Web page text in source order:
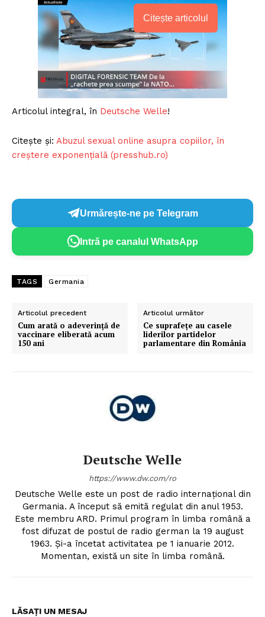
Citește articolul
Articolul integral, în Deutsche Welle!
Citește și: Abuzul sexual online asupra copiilor, în
creștere exponențială (presshub.ro)
Urmărește-ne pe Telegram
Intră pe canalul WhatsApp
TAGS Germania
Articolul precedent
Cum arată o adeverință de
vaccinare eliberată acum
150 ani
Articolul următor
Ce suprafețe au casele
liderilor partidelor
parlamentare din România
Deutsche Welle
https://www.dw.com/ro
Deutsche Welle este un post de radio internațional din
Germania. A început să emită regulat din anul 1953.
Este membru ARD. Primul program în limba română a
fost difuzat de postul de radio german la 19 august
1963. Și-a încetat activitatea pe 1 ianuarie 2012.
Momentan, există un site în limba română.
LĂSAȚI UN MESAJ